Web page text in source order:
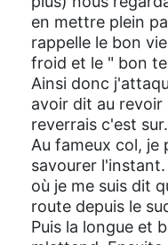
en mettre plein
rappelle le bon
froid et le " bon
Ainsi donc
avoir dit au revoir
reverrais c'est
Au fameux col, je
savourer
où je me suis dit
route depuis le
Puis la longue et